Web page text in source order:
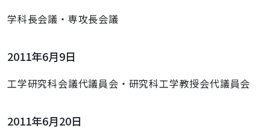
学科長会議・専攻長会議
2011年6月9日
工学研究科会議代議員会・研究科工学教授会代議員会
2011年6月20日